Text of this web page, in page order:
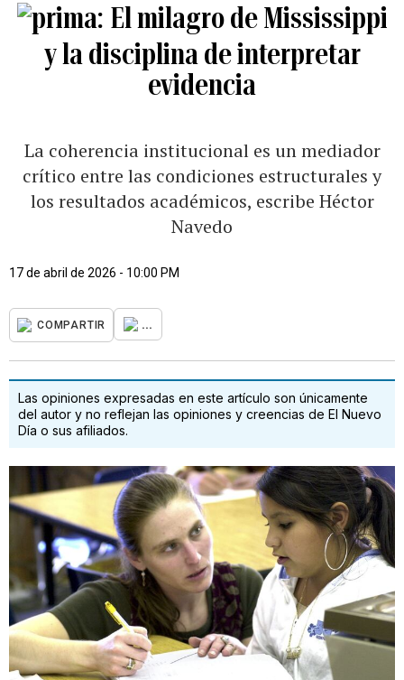
El milagro de Mississippi
y la disciplina de interpretar
evidencia
La coherencia institucional es un mediador
crítico entre las condiciones estructurales y
los resultados académicos, escribe Héctor
Navedo
17 de abril de 2026 - 10:00 PM
COMPARTIR ...
Las opiniones expresadas en este artículo son únicamente
del autor y no reflejan las opiniones y creencias de El Nuevo
Día o sus afiliados.